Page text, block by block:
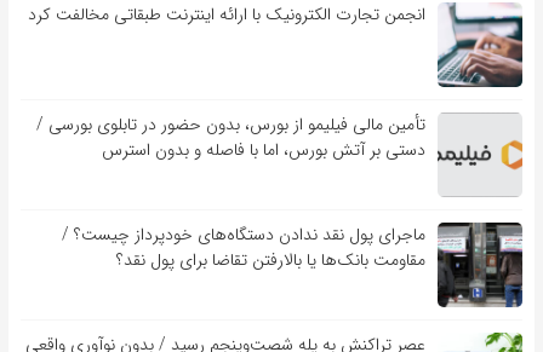
انجمن تجارت الکترونیک با ارائه اینترنت طبقاتی مخالفت کرد
تأمین مالی فیلیمو از بورس، بدون حضور در تابلوی بورسی /
دستی بر آتش بورس، اما با فاصله و بدون استرس
ماجرای پول نقد ندادن دستگاه‌های خودپرداز چیست؟ /
مقاومت بانک‌ها یا بالارفتن تقاضا برای پول نقد؟
عصر تراکنش به پله شصت‌وپنجم رسید / بدون نوآوری واقعی